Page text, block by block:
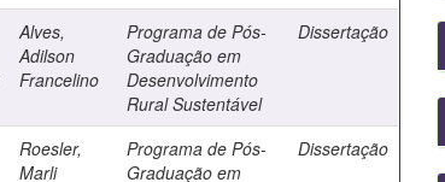
Alves,
Adilson
Francelino
Programa de Pós-
Graduação em
Desenvolvimento
Rural Sustentável
Dissertação
Roesler,
Marli
Programa de Pós-
Graduação em
Dissertação